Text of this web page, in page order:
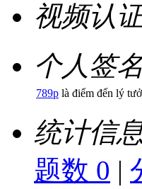
视频认
个人签
789p là điểm đến lý
统计信
题数 0 |